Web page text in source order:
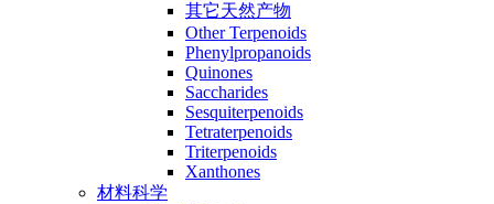
其它天然产物
Other Terpenoids
Phenylpropanoids
Quinones
Saccharides
Sesquiterpenoids
Tetraterpenoids
Triterpenoids
Xanthones
材料科学